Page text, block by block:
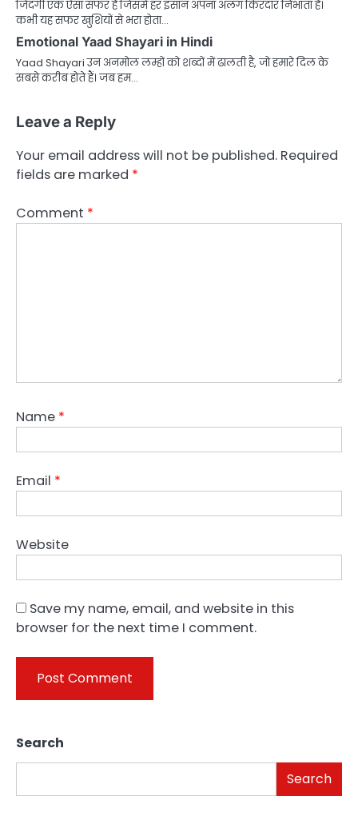
जिंदगी एक ऐसा सफर है जिसमें हर इंसान अपना अलग किरदार निभाता है।
कभी यह सफर खुशियों से भरा होता…
Emotional Yaad Shayari in Hindi
Yaad Shayari उन अनमोल लम्हों को शब्दों में ढालती है, जो हमारे दिल के
सबसे करीब होते हैं। जब हम…
Leave a Reply
Your email address will not be published. Required
fields are marked *
Comment *
Name *
Email *
Website
Save my name, email, and website in this
browser for the next time I comment.
Search
Search